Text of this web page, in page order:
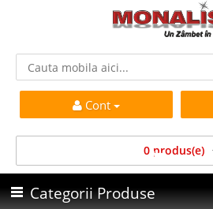
Cont
0 produs(e)
Categorii Produse